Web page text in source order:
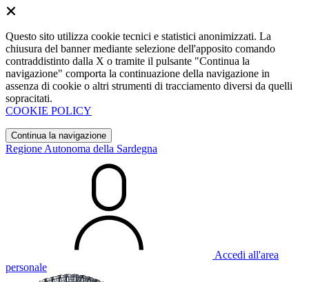
Questo sito utilizza cookie tecnici e statistici anonimizzati. La
chiusura del banner mediante selezione dell'apposito comando
contraddistinto dalla X o tramite il pulsante "Continua la
navigazione" comporta la continuazione della navigazione in
assenza di cookie o altri strumenti di tracciamento diversi da quelli
sopracitati.
COOKIE POLICY
Continua la navigazione
Regione Autonoma della Sardegna
Accedi all'area
personale